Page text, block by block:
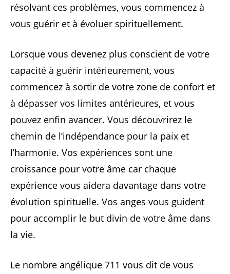
résolvant ces problèmes, vous commencez à
vous guérir et à évoluer spirituellement.
Lorsque vous devenez plus conscient de votre
capacité à guérir intérieurement, vous
commencez à sortir de votre zone de confort et
à dépasser vos limites antérieures, et vous
pouvez enfin avancer. Vous découvrirez le
chemin de l’indépendance pour la paix et
l’harmonie. Vos expériences sont une
croissance pour votre âme car chaque
expérience vous aidera davantage dans votre
évolution spirituelle. Vos anges vous guident
pour accomplir le but divin de votre âme dans
la vie.
Le nombre angélique 711 vous dit de vous